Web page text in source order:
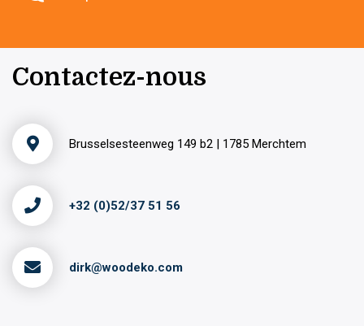
Contactez-nous
Brusselsesteenweg 149 b2 | 1785 Merchtem
+32 (0)52/37 51 56
dirk@woodeko.com